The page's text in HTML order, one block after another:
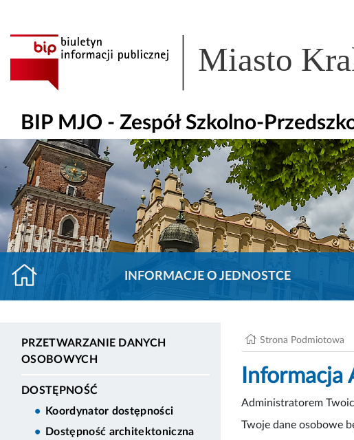
Miasto
BIP MJO - Zespół Szkolno-
INFORMACJE O JEDNOSTCE
PRZETWARZANIE DANYCH
OSOBOWYCH
DOSTĘPNOŚĆ
Koordynator dostępności
Dostępność architektoniczna
Strona Podmiotowa
Administratorem
Twoje dane osobowe